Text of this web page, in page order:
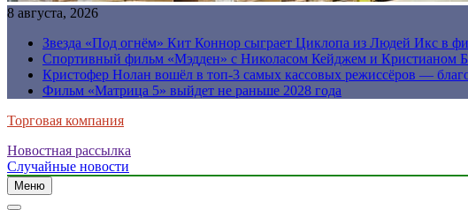
8 августа, 2026
Звезда «Под огнём» Кит Коннор сыграет Циклопа из Людей Икс в
Спортивный фильм «Мэдден» с Николасом Кейджем и Кристианом
Кристофер Нолан вошёл в топ-3 самых кассовых режиссёров —
Фильм «Матрица 5» выйдет не раньше 2028 года
Торговая компания
Новостная рассылка
Случайные новости
Меню